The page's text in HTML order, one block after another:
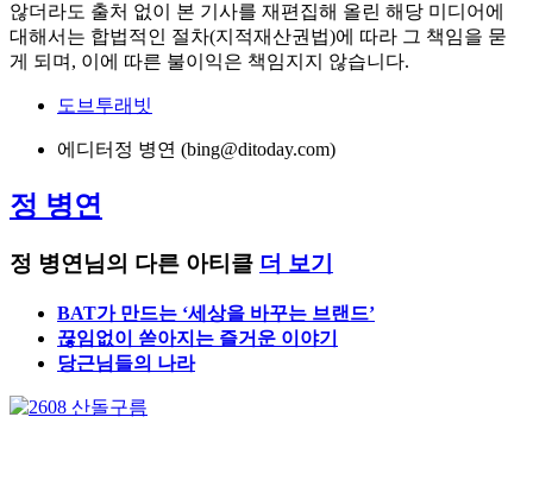
않더라도 출처 없이 본 기사를 재편집해 올린 해당 미디어에
대해서는 합법적인 절차(지적재산권법)에 따라 그 책임을 묻
게 되며, 이에 따른 불이익은 책임지지 않습니다.
도브투래빗
에디터 정 병연 (bing@ditoday.com)
정 병연
정 병연님의 다른 아티클 더 보기
BAT가 만드는 ‘세상을 바꾸는 브랜드’
끊임없이 쏟아지는 즐거운 이야기
당근님들의 나라